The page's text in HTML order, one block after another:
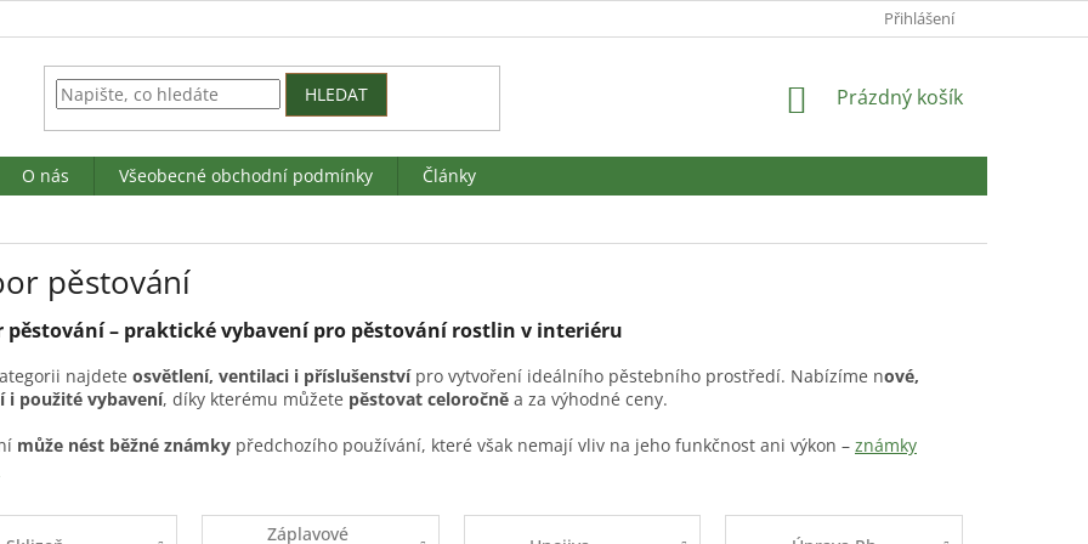
Přihlášení
HLEDAT
NÁKUPNÍ
Prázdný košík
O nás Všeobecné obchodní podmínky
Články
pěstování
pěstování – praktické vybavení pro pěstování rostlin v interiéru
najdete osvětlení, ventilaci i příslušenstvípro vytvoření ideálního pěstebního prostředí. Nabízíme nové,
i použité vybavení, díky kterému můžete pěstovat celoročně a za výhodné ceny.
může nést běžné známky předchozího používání, které však nemají vliv na jeho funkčnost ani výkon – známky
Záplavové